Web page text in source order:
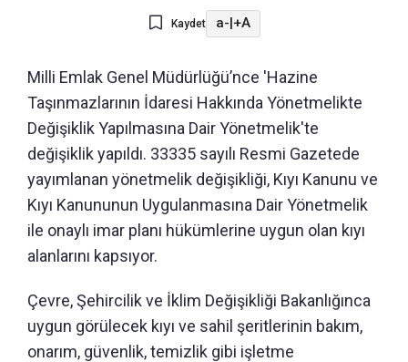
Kaydet a- +A
Milli Emlak Genel Müdürlüğü’nce 'Hazine
Taşınmazlarının İdaresi Hakkında Yönetmelikte
Değişiklik Yapılmasına Dair Yönetmelik'te
değişiklik yapıldı. 33335 sayılı Resmi Gazetede
yayımlanan yönetmelik değişikliği, Kıyı Kanunu ve
Kıyı Kanununun Uygulanmasına Dair Yönetmelik
ile onaylı imar planı hükümlerine uygun olan kıyı
alanlarını kapsıyor.
Çevre, Şehircilik ve İklim Değişikliği Bakanlığınca
uygun görülecek kıyı ve sahil şeritlerinin bakım,
onarım, güvenlik, temizlik gibi işletme